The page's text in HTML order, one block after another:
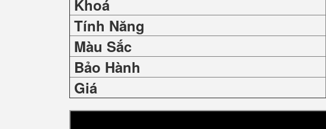
Khoá
Tính Năng
Màu Sắc
Bảo Hành
Giá